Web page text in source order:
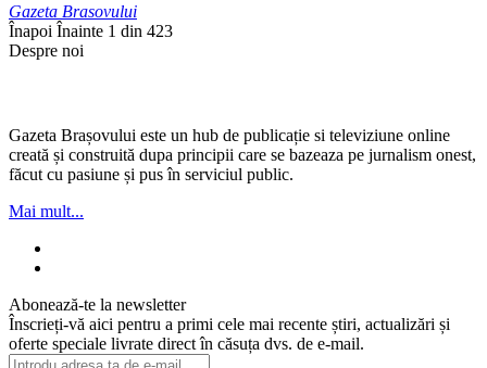
Gazeta Brasovului
Înapoi Înainte 1 din 423
Despre noi
Gazeta Brașovului este un hub de publicație si televiziune online
creată și construită dupa principii care se bazeaza pe jurnalism onest,
făcut cu pasiune și pus în serviciul public.
Mai mult...
Abonează-te la newsletter
Înscrieți-vă aici pentru a primi cele mai recente știri, actualizări și
oferte speciale livrate direct în căsuța dvs. de e-mail.